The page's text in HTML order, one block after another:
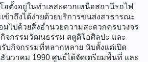
ตั้งอยู่ในทำเลสะดวกเหนือสถานีรถไฟ
ข้าถึงได้ง่ายด้วยบริการขนส่งสาธารณะ
ไปด้วยสิ่งอำนวยความสะดวกครบวงจร
กิจกรรมวัฒนธรรม สตูดิโอศิลปะ และ
บกิจกรรมที่หลากหลาย นับตั้งแต่เปิด
นวาคม 1990 ศูนย์ได้จัดเตรียมพื้นที่ และ